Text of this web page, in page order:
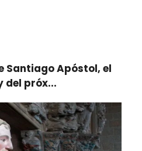
Santiago Apóstol, el
del próx...